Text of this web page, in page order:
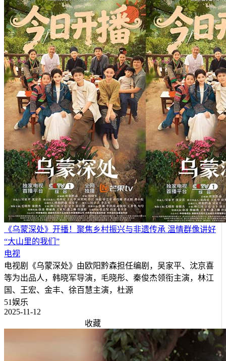
《乌蒙深处》开播！聚焦乡村振兴与非遗传承 温情群像讲好
“大山里的我们”
电视
电视剧《乌蒙深处》由欧阳黔森担任编剧，吴家平、沈京喜
等为出品人，韩晓军导演，毛晓彤、秦俊杰领衔主演，林江
国、王宏、金丰、徐百慧主演，杜源
51娱乐
2025-11-12
收藏